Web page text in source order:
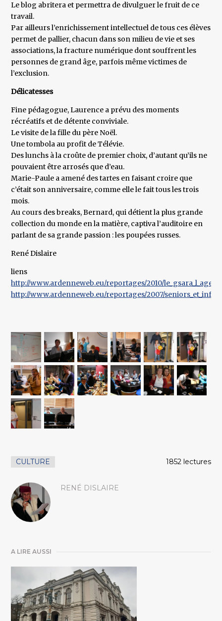
Le blog abritera et permettra de divulguer le fruit de ce
travail.
Par ailleurs l’enrichissement intellectuel de tous ces élèves
permet de pallier, chacun dans son milieu de vie et ses
associations, la fracture numérique dont souffrent les
personnes de grand âge, parfois même victimes de
l’exclusion.
Délicatesses
Fine pédagogue, Laurence a prévu des moments
récréatifs et de détente conviviale.
Le visite de la fille du père Noël.
Une tombola au profit de Télévie.
Des lunchs à la croûte de premier choix, d’autant qu’ils ne
pouvaient être arrosés que d’eau.
Marie-Paule a amené des tartes en faisant croire que
c’était son anniversaire, comme elle le fait tous les trois
mois.
Au cours des breaks, Bernard, qui détient la plus grande
collection du monde en la matière, captiva l’auditoire en
parlant de sa grande passion : les poupées russes.
René Dislaire
liens
http://www.ardenneweb.eu/reportages/2010/
http://www.ardenneweb.eu/reportages/2007/
CULTURE 1852 lectures
RENÉ DISLAIRE
A LIRE AUSSI